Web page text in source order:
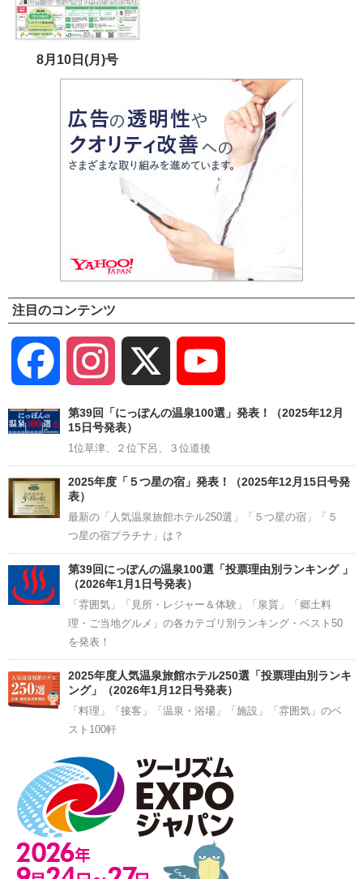
8月10日(月)号
注目のコンテンツ
Facebook Instagram
Channel
第39回「にっぽんの温泉100選」発表！（2025年12月
15日号発表）
1位草津、２位下呂、３位道後
2025年度「５つ星の宿」発表！（2025年12月15日号発
表）
最新の「人気温泉旅館ホテル250選」「５つ星の宿」「５
つ星の宿プラチナ」は？
第39回にっぽんの温泉100選「投票理由別ランキング 」
（2026年1月1日号発表）
「雰囲気」「見所・レジャー＆体験」「泉質」「郷土料
理・ご当地グルメ」の各カテゴリ別ランキング・ベスト50
を発表！
2025年度人気温泉旅館ホテル250選「投票理由別ランキ
ング」（2026年1月12日号発表）
「料理」「接客」「温泉・浴場」「施設」「雰囲気」のベ
スト100軒